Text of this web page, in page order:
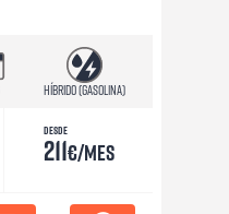
Híbrido (Gasolina)
Desde
211€/mes